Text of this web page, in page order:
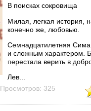
В поисках сокровища
Милая, легкая история,
конечно же, любовью.
Семнадцатилетняя
и сложным характером.
перестала верить в
Лев...
Просмотров: 325